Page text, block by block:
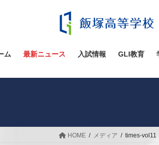
ツ
ス
シ
ン
ム 最新ニュース 入試情報 GLI教育
HOME メディア times-vol11